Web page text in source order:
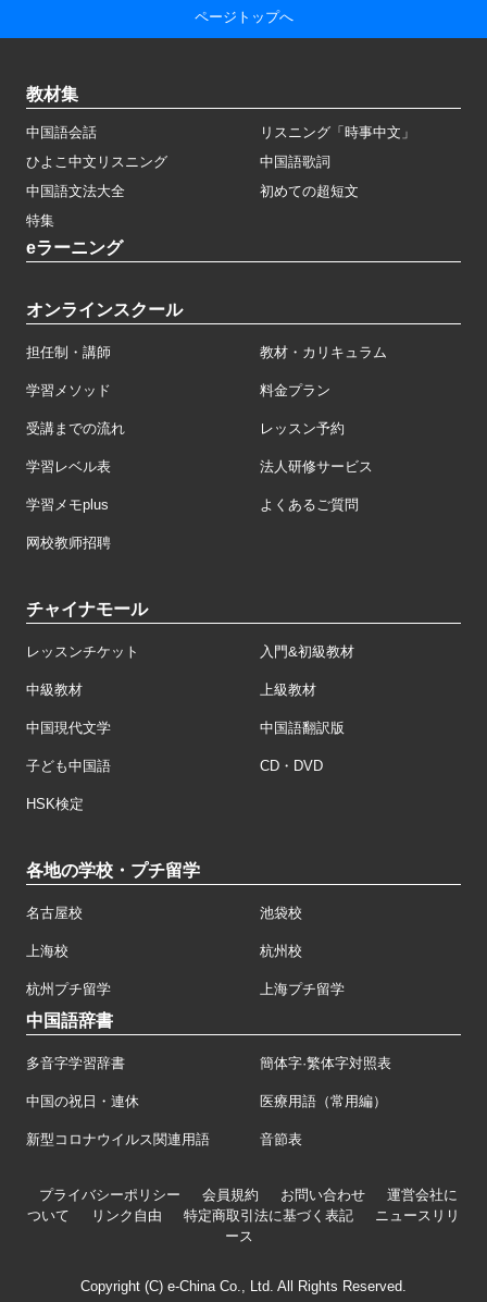
ページトップへ
教材集
中国語会話
リスニング「時事中文」
ひよこ中文リスニング
中国語歌詞
中国語文法大全
初めての超短文
特集
eラーニング
オンラインスクール
担任制・講師 教材・カリキュラム
学習メソッド 料金プラン
受講までの流れ レッスン予約
学習レベル表 法人研修サービス
学習メモplus よくあるご質問
网校教师招聘
チャイナモール
レッスンチケット 入門&初級教材
中級教材 上級教材
中国現代文学 中国語翻訳版
子ども中国語 CD・DVD
HSK検定
各地の学校・プチ留学
名古屋校 池袋校
上海校 杭州校
杭州プチ留学 上海プチ留学
中国語辞書
多音字学習辞書 簡体字·繁体字対照表
中国の祝日・連休 医療用語（常用編）
新型コロナウイルス関連用語 音節表
プライバシーポリシー 会員規約 お問い合わせ
運営会社に
ついて
リンク自由 特定商取引法に基づく表記
ニュースリリ
ース
Copyright (C) e-China Co., Ltd. All Rights Reserved.